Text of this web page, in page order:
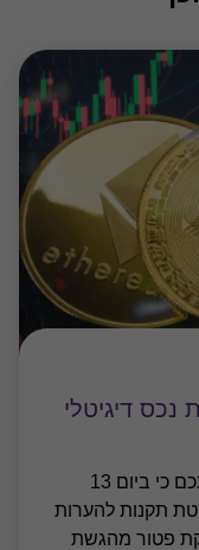
נכס דיגיטלי
חברים יקרים אנו מבקשים לעדכן אותכם כי ביום 13
טיוטת תקנות להערות
פטור מהגשת